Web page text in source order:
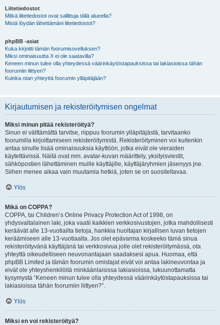
Liitetiedostot
Mitkä liitetiedostot ovat sallittuja tällä alueella?
Mistä löydän lähettämäni liitetiedostot?
phpBB -asiat
Kuka kirjoitti tämän foorumisovelluksen?
Miksi ominaisuutta X ei ole saatavilla?
Keneen minun tulee olla yhteydessä väärinkäytöstapauksissa tai lakiasioissa tähän
foorumiin liittyen?
Kuinka otan yhteyttä foorumin ylläpitäjään?
Kirjautumisen ja rekisteröitymisen ongelmat
Miksi minun pitää rekisteröityä?
Sinun ei välttämättä tarvitse, riippuu foorumin ylläpitäjästä, tarvitaanko
foorumilla kirjoittamiseen rekisteröitymistä. Rekisteröityminen voi kuitenkin
antaa sinulle lisää ominaisuuksia käyttöön, jotka eivät ole vieraiden
käytettävissä. Näitä ovat mm. avatar-kuvan määrittely, yksityisviestit,
sähköpostien lähettäminen muille käyttäjille, käyttäjäryhmien jäsenyys jne.
Siihen menee aikaa vain muutamia hetkiä, joten se on suositeltavaa.
Ylös
Mikä on COPPA?
COPPA, tai Children’s Online Privacy Protection Act of 1998, on
yhdysvaltalainen laki, joka vaatii kaikkien verkkosivustojen, jotka mahdollisesti
keräävät alle 13-vuotiailta tietoja, hankkia huoltajan kirjallisen luvan tietojen
keräämiseen alle 13-vuotiaalta. Jos olet epävarma koskeeko tämä sinua
rekisteröityvänä käyttäjänä tai verkkosivua jolle olet rekisteröitymässä, ota
yhteyttä oikeudelliseen neuvonantajaan saadaksesi apua. Huomaa, että
phpBB Limited ja tämän foorumin omistajat eivät voi antaa lakineuvontaa ja
eivät ole yhteyshenkilöitä minkäänlaisissa lakiasioissa, lukuunottamatta
kysymystä “Keneen minun tulee olla yhteydessä väärinkäytöstapauksissa tai
lakiasioissa tähän foorumiin liittyen?”.
Ylös
Miksi en voi rekisteröityä?